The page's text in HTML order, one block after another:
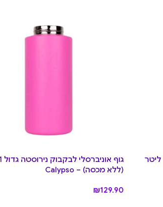
גוף אוניברסלי לבקבוק נירוסטה גדול 1 ליטר
(ללא מכסה) – Calypso
₪129.90